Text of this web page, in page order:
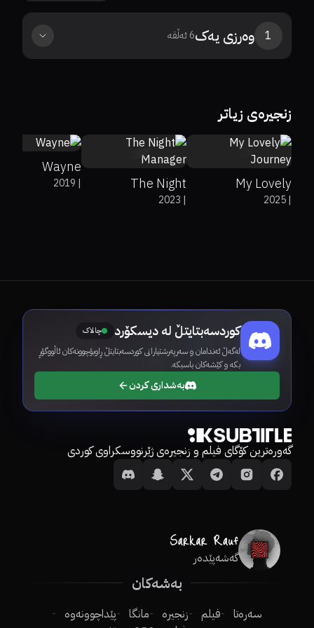
1 وەرزی یەک6ئەڵقە
زنجیرەی زیاتر
8
0%
0%
My Lovely
Journey|
2025
7.6
0%
The Night
Manager|
2023
Wayne
|
2019
کوردسەبتایتڵ لە دیسکۆرد چالاک
لەگەڵ ئەندامان و سەرپەرشتیارانی کوردسەبتایتڵ ڕاوبۆچوونەکان ئاڵووگۆڕ
بکە و کێشەکان باسبکە.
بەشداری کردن
گەورەترین کۆگای فیلم و زنجیرەی ژێرنووسکراوی کوردی
گەشەپێدەر
بەشەکان
سەرەتا فیلم زنجیرە مانگا
پێداچوونەوە